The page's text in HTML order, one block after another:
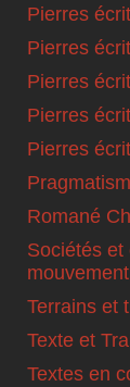
Pierres
Pierres
Pierres
Pierres
Pierres
Romané
Sociétés et
mouvement
Terrains et
Texte et
Textes en